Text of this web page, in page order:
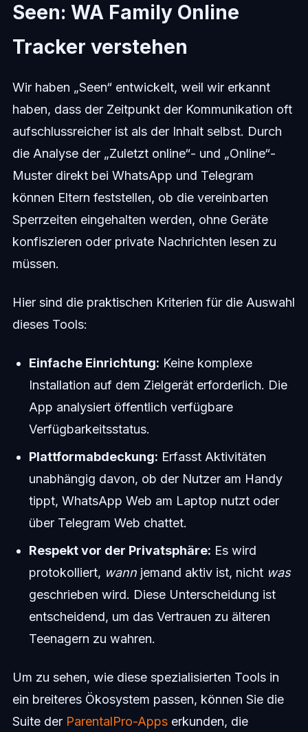
Seen: WA Family Online
Tracker verstehen
Wir haben „Seen“ entwickelt, weil wir erkannt
haben, dass der Zeitpunkt der Kommunikation oft
aufschlussreicher ist als der Inhalt selbst. Durch
die Analyse der „Zuletzt online“- und „Online“-
Muster direkt bei WhatsApp und Telegram
können Eltern feststellen, ob die vereinbarten
Sperrzeiten eingehalten werden, ohne Geräte
konfiszieren oder private Nachrichten lesen zu
müssen.
Hier sind die praktischen Kriterien für die Auswahl
dieses Tools:
Einfache Einrichtung: Keine komplexe
Installation auf dem Zielgerät erforderlich. Die
App analysiert öffentlich verfügbare
Verfügbarkeitsstatus.
Plattformabdeckung: Erfasst Aktivitäten
unabhängig davon, ob der Nutzer am Handy
tippt, WhatsApp Web am Laptop nutzt oder
über Telegram Web chattet.
Respekt vor der Privatsphäre: Es wird
protokolliert, wannjemand aktiv ist, nicht was
geschrieben wird. Diese Unterscheidung ist
entscheidend, um das Vertrauen zu älteren
Teenagern zu wahren.
Um zu sehen, wie diese spezialisierten Tools in
ein breiteres Ökosystem passen, können Sie die
Suite der ParentalPro-Appserkunden, die